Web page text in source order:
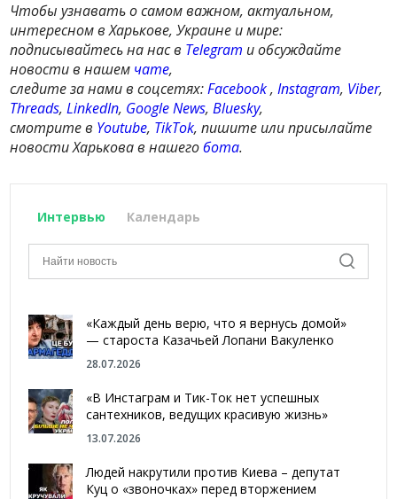
Чтобы узнавать о самом важном, актуальном,
интересном в Харькове, Украине и мире:
подписывайтесь на нас в Telegram и обсуждайте
новости в нашем чате,
следите за нами в соцсетях:Facebook,Instagram, Viber,
Threads,LinkedIn, Google News,Bluesky,
смотрите в Youtube, TikTok, пишите или присылайте
новости Харькова в нашегобота.
Интервью Календарь
«Каждый день верю, что я вернусь домой»
— староста Казачьей Лопани Вакуленко
28.07.2026
«В Инстаграм и Тик-Ток нет успешных
сантехников, ведущих красивую жизнь»
13.07.2026
Людей накрутили против Киева – депутат
Куц о «звоночках» перед вторжением